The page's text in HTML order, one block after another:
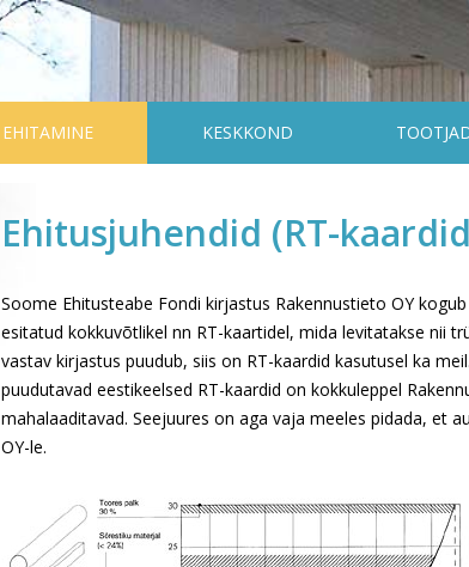
EHITAMINE KESKKOND
Ehitusjuhendid (RT-
Soome Ehitusteabe Fondi kirjastus Rakennustieto OY
esitatud kokkuvõtlikel nn RT-kaartidel, mida levitatakse nii
vastav kirjastus puudub, siis on RT-kaardid kasutusel ka
puudutavad eestikeelsed RT-kaardid on kokkuleppel
mahalaaditavad. Seejuures on aga vaja meeles pidada, et
OY-le.